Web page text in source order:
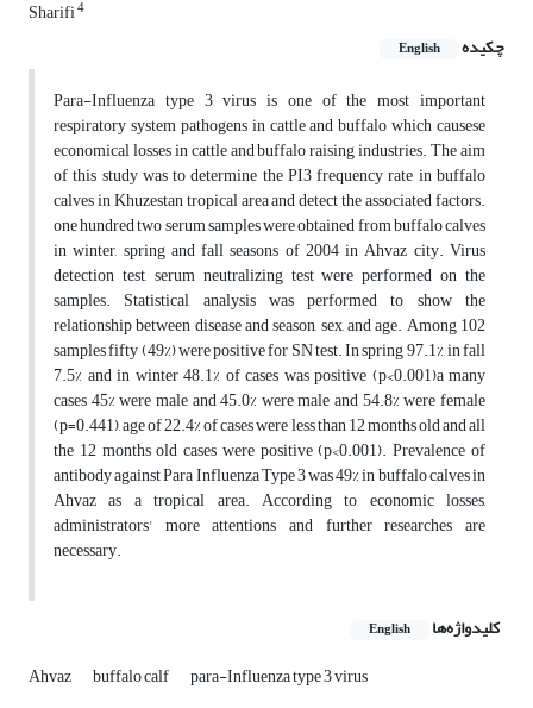
Sharifi4
چکیده English
Para-Influenza type 3 virus is one of the most important
respiratory system pathogens in cattle and buffalo which causese
economical losses in cattle and buffalo raising industries. The aim
of this study was to determine the PI3 frequency rate in buffalo
calves in Khuzestan tropical area and detect the associated factors.
one hundred two serum samples were obtained from buffalo calves
in winter, spring and fall seasons of 2004 in Ahvaz city. Virus
detection test, serum neutralizing test were performed on the
samples. Statistical analysis was performed to show the
relationship between disease and season, sex, and age. Among 102
samples fifty (49%) were positive for SN test. In spring 97.1%, in fall
7.5% and in winter 48.1% of cases was positive (p<0.001)a many
cases 45% were male and 45.0% were male and 54.8% were female
(p=0.441), age of 22.4% of cases were less than 12 months old and all
the 12 months old cases were positive (p<0.001). Prevalence of
antibody against Para Influenza Type 3 was 49% in buffalo calves in
Ahvaz as a tropical area. According to economic losses,
administrators' more attentions and further researches are
necessary.
کلیدواژه‌ها English
Ahvaz buffalo calf para-Influenza type 3 virus